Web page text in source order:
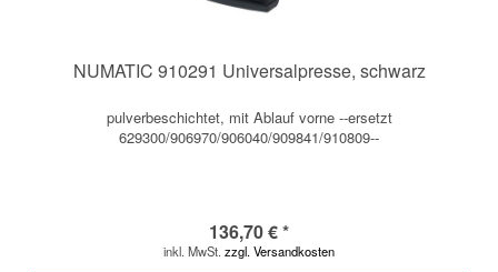
NUMATIC 910291 Universalpresse, schwarz
pulverbeschichtet, mit Ablauf vorne --ersetzt
629300/906970/906040/909841/910809--
136,70 € *
inkl. MwSt. zzgl. Versandkosten